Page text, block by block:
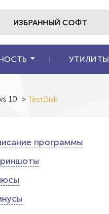
ИЗБРАННЫЙ СОФТ
УТИЛИТЫ
10 > TestDisk
программы